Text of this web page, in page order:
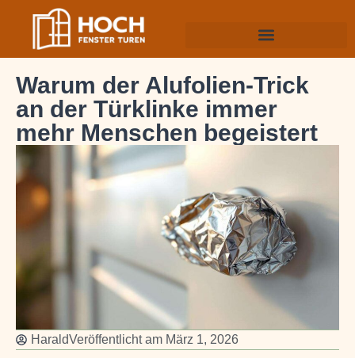
Warum der Alufolien-Trick
an der Türklinke immer
mehr Menschen begeistert
HaraldVeröffentlicht am März 1, 2026